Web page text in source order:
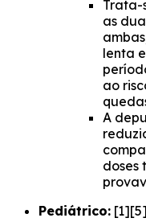
Trata-
as
lenta
ao
A
doses
Pediátrico: [1][5]